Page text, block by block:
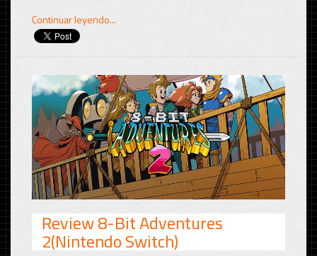
Continuar leyendo...
Review 8-Bit Adventures
2(Nintendo Switch)